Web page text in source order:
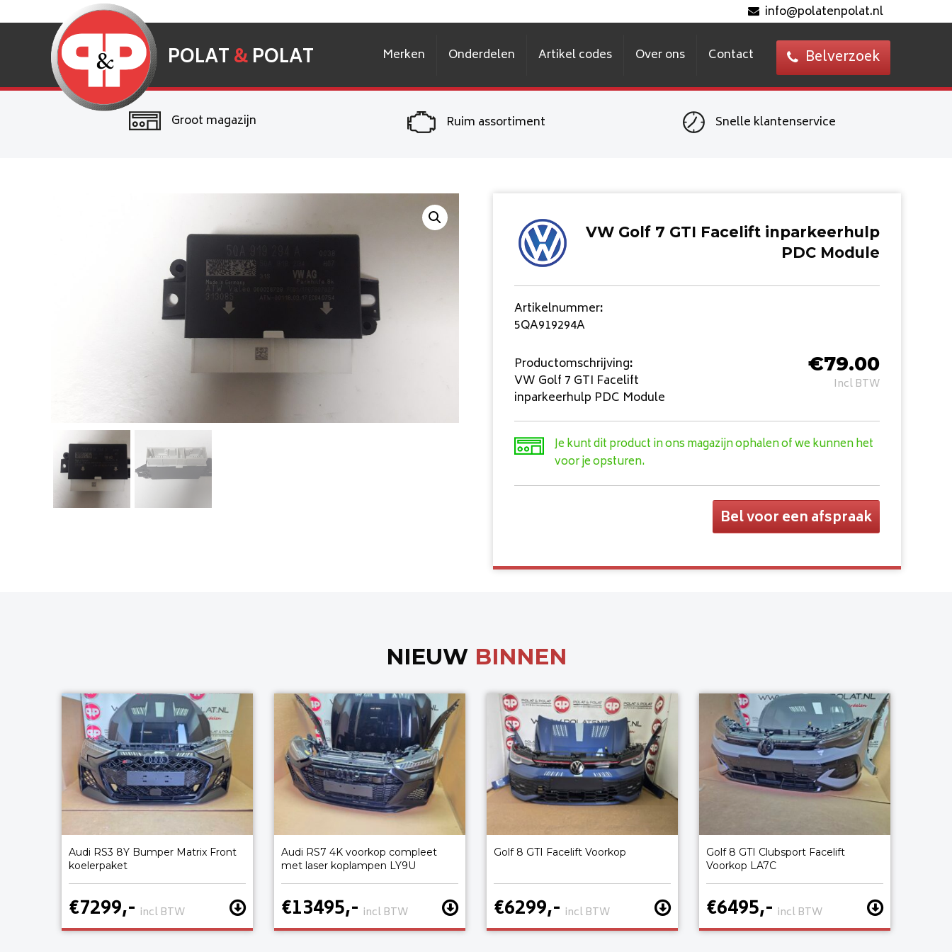
info@polatenpolat.nl
POLAT&POLAT Merken Onderdelen Artikel codes Over ons Contact Belverzoek
Groot magazijn Ruim assortiment Snelle klantenservice
VW Golf 7 GTI Facelift inparkeerhulp
PDC Module
Artikelnummer:
5QA919294A
Productomschrijving:
VW Golf 7 GTI Facelift
inparkeerhulp PDC Module
€79.00
Incl BTW
Je kunt dit product in ons magazijn ophalen of we kunnen het
voor je opsturen.
Bel voor een afspraak
NIEUW BINNEN
Audi RS3 8Y Bumper Matrix Front
koelerpaket
€7299,- incl BTW
Audi RS7 4K voorkop compleet
met laser koplampen LY9U
€13495,- incl BTW
Golf 8 GTI Facelift Voorkop
€6299,- incl BTW
Golf 8 GTI Clubsport Facelift
Voorkop LA7C
€6495,- incl BTW